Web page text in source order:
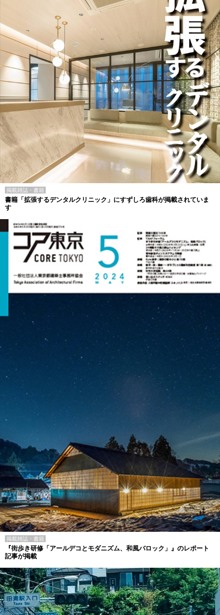
掲載雑誌・書籍
書籍「拡張するデンタルクリニック」にすずしろ歯科が掲載されていま
す
掲載雑誌・書籍
『街歩き研修「アールデコとモダニズム、和風バロック」』のレポート
記事が掲載